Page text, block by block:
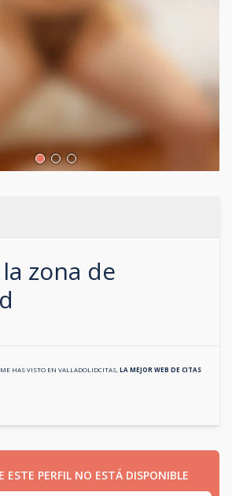
zona de
HAS VISTO EN VALLADOLIDCITAS,LA MEJOR WEB DE CITAS
ESTE PERFIL NO ESTÁ DISPONIBLE